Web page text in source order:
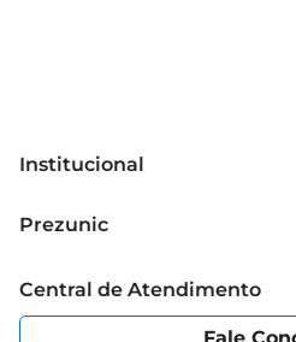
Institucional
Grupo Cencosud
Política de Privacidade
Portal do fornecedor
Prezunic
Código de Ética
Central de Atendimento